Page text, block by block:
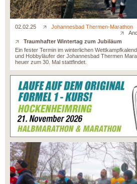
02.02.25
Johannesbad Thermen-Marathon
Traumhafter Wintertag zum Jubiläum
Ein fester Termin im winterlichen
und Hobbyläufer der Johannesbad Thermen
heuer zum 30. Mal stattfindet.